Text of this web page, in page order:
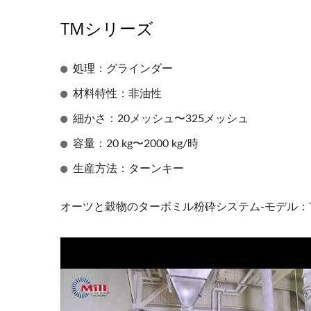
TMシリーズ
処理：グラインダー
材料特性：非油性
細かさ：20メッシュ〜325メッシュ
容量：20 kg〜2000 kg/時
生産方法：ターンキー
オーツと穀物のターボミル粉砕システム-モデル